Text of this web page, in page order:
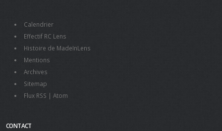
Calendrier
Effectif RC Lens
Histoire de MadeInLens
Mentions
Archives
Sitemap
Flux RSS | Atom
CONTACT